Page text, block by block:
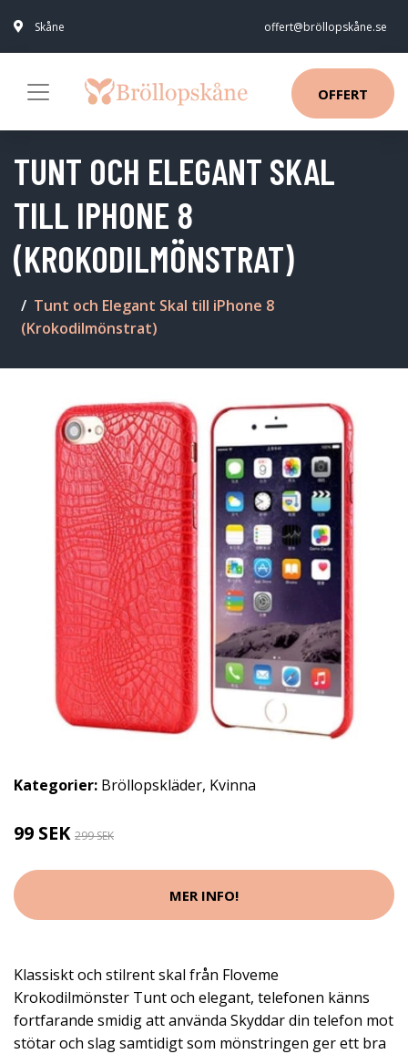
Skåne offert@bröllopskåne.se
OFFERT
TUNT OCH ELEGANT SKAL
TILL IPHONE 8
(KROKODILMÖNSTRAT)
Tunt och Elegant Skal till iPhone 8
(Krokodilmönstrat)
Kategorier: Bröllopskläder, Kvinna
99 SEK 299 SEK
MER INFO!
Klassiskt och stilrent skal från Floveme
Krokodilmönster Tunt och elegant, telefonen känns
fortfarande smidig att använda Skyddar din telefon mot
stötar och slag samtidigt som mönstringen ger ett bra